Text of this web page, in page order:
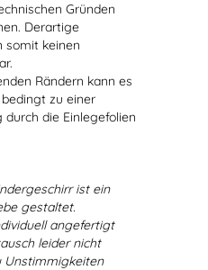
Gründen
Derartige
somit keinen
Rändern kann es
zu einer
die Einlegefolien
ist ein
gestaltet.
angefertigt
leider nicht
Unstimmigkeiten